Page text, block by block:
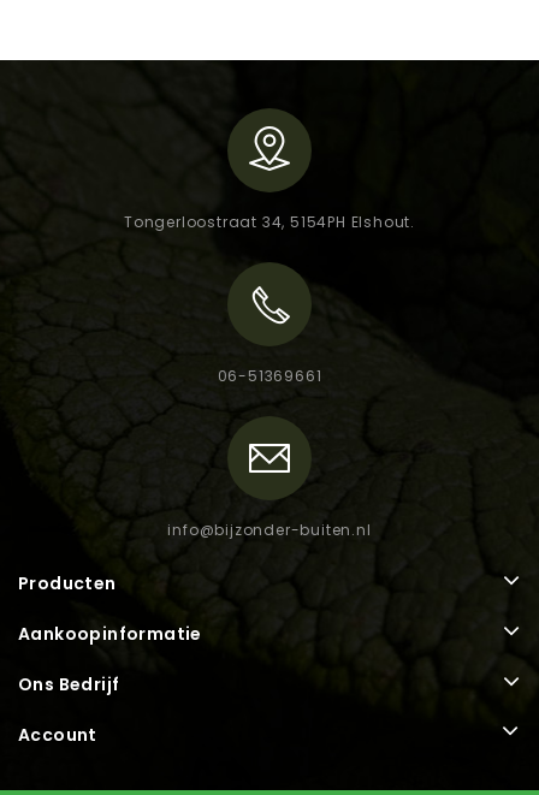
Tongerloostraat 34, 5154PH Elshout.
06-51369661
info@bijzonder-buiten.nl
Producten
Aankoopinformatie
Ons Bedrijf
Account